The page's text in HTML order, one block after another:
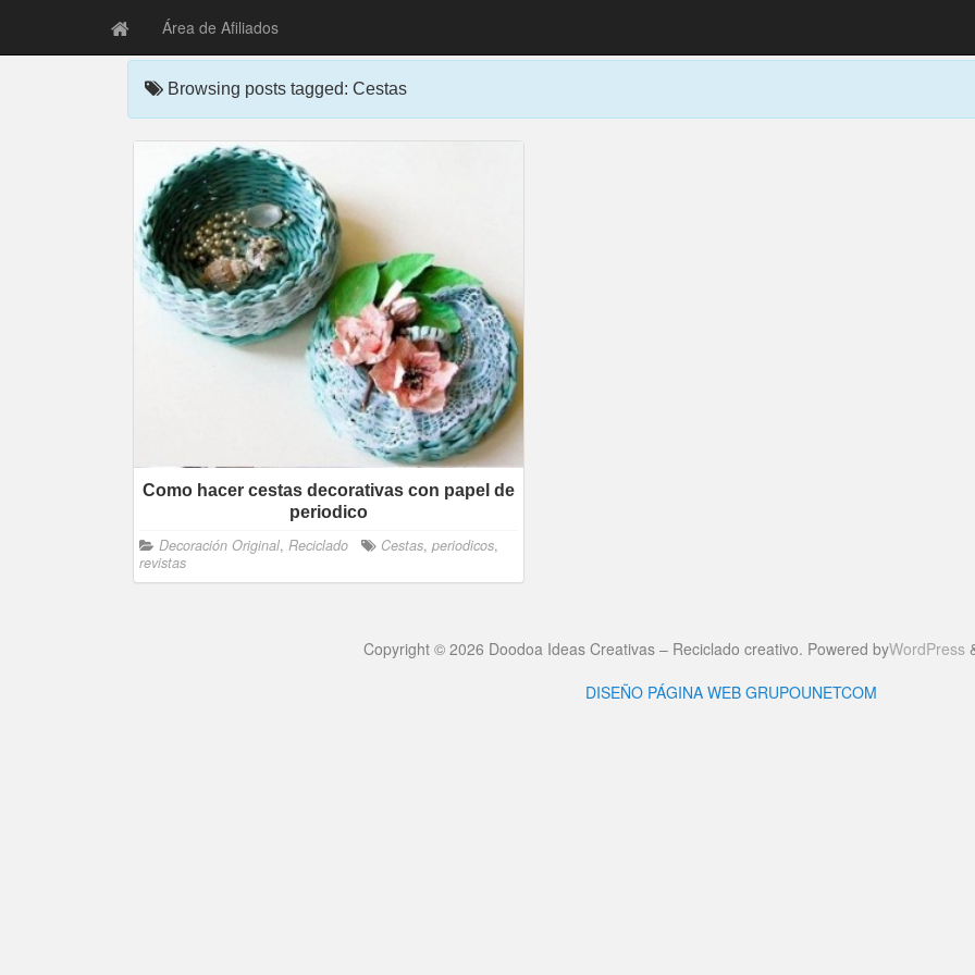
Área de Afiliados
Browsing posts tagged: Cestas
Como hacer cestas decorativas con papel de
periodico
Decoración Original, Reciclado Cestas, periodicos,
revistas
Copyright © 2026 Doodoa Ideas Creativas – Reciclado creativo. Powered byWordPress
DISEÑO PÁGINA WEB GRUPOUNETCOM